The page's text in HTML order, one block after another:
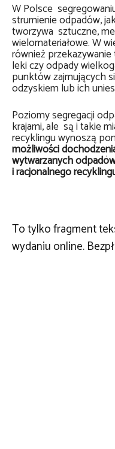
W Polsce
strumienie odpadów,
tworzywa sztuczne,
wielomateriałowe. W
również
leki czy odpady
punktów zajmujących
odzyskiem lub ich
Poziomy segregacji
krajami, ale są i takie
recyklingu wynoszą
możliwości
wytwarzanych
i racjonalnego
To tylko fragment
wydaniu online.